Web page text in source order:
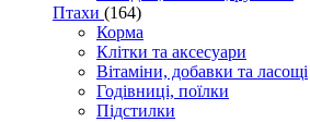
Птахи (164)
Корма
Клітки та аксесуари
Вітаміни, добавки та ласощі
Годівниці, поїлки
Підстилки